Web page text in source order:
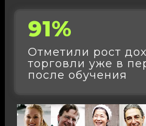
91%
Отметили рост
торговли уже в
после обучения